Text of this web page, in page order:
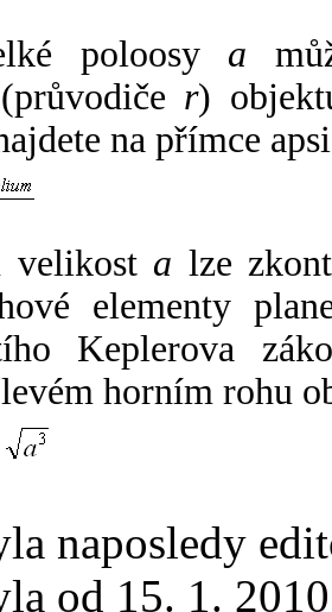
poloosy a
r)
na přímce
velikost a lze
elementy
Keplerova
horním rohu
naposledy
od 15. 1.